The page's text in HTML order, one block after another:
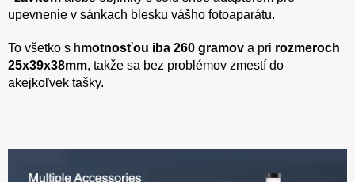
upevnenie v sánkach blesku vášho fotoaparátu.
To všetko s hmotnosťou iba 260 gramov a pri rozmeroch
25x39x38mm, takže sa bez problémov zmestí do
akejkoľvek tašky.